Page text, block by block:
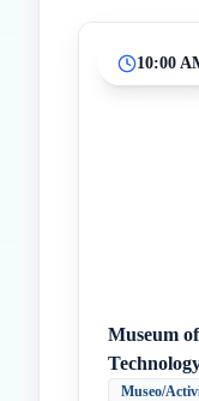
10:00
Museum
Museo/